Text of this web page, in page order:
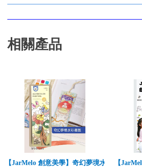
相關產品
【JarMelo 創意美學】奇幻夢境水彩書籤
【